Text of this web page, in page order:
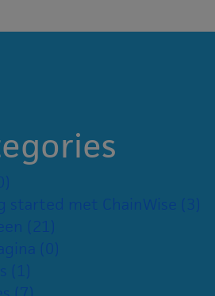
started met ChainWise (3)
(21)
(0)
(1)